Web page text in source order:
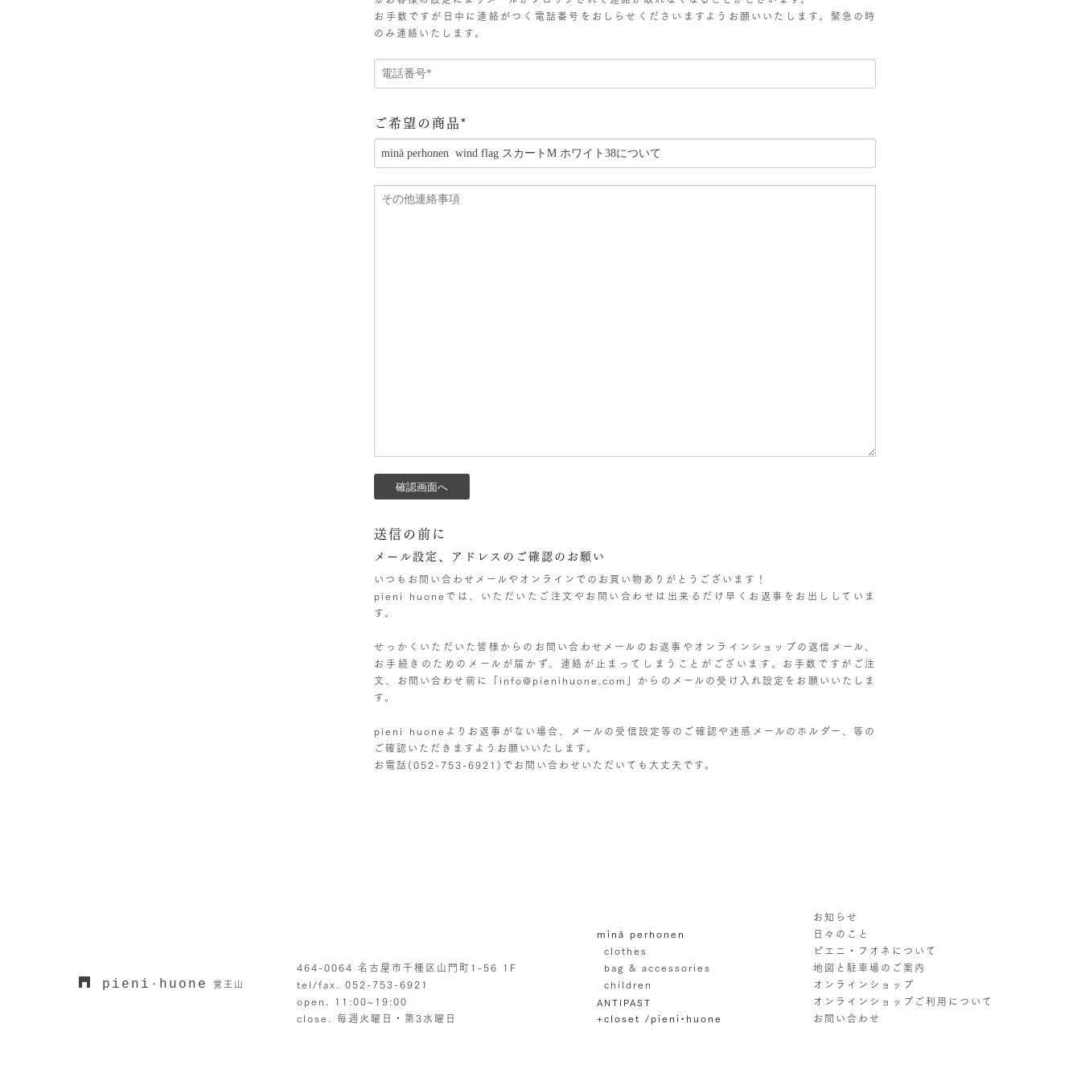
お手数ですが日中に連絡がつく電話番号をおしらせくださいますようお願いいたします。緊急の時
のみ連絡いたします。
ご希望の商品*
送信の前に
メール設定、アドレスのご確認のお願い
いつもお問い合わせメールやオンラインでのお買い物ありがとうございます！
pieni huoneでは、いただいたご注文やお問い合わせは出来るだけ早くお返事をお出ししていま
す。
せっかくいただいた皆様からのお問い合わせメールのお返事やオンラインショップの返信メール、
お手続きのためのメールが届かず、連絡が止まってしまうことがございます。お手数ですがご注
文、お問い合わせ前に「info@pienihuone.com」からのメールの受け入れ設定をお願いいたしま
す。
pieni huoneよりお返事がない場合、メールの受信設定等のご確認や迷惑メールのホルダー、等の
ご確認いただきますようお願いいたします。
お電話(052-753-6921)でお問い合わせいただいても大丈夫です。
pieni ・huone 覚王山
464-0064 名古屋市千種区山門町1-56 1F
tel/fax. 052-753-6921
open. 11:00~19:00
close. 毎週火曜日・第3水曜日
minä perhonen
clothes
bag & accessories
children
ANTIPAST
+closet /pieni•huone
お知らせ
日々のこと
ピエニ・フオネについて
地図と駐車場のご案内
オンラインショップ
オンラインショップご利用について
お問い合わせ